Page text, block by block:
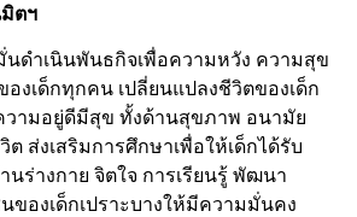
ตฯ
ดำเนินพันธกิจเพื่อความหวัง ความสุข
งเด็กทุกคน เปลี่ยนแปลงชีวิตของเด็ก
วามอยู่ดีมีสุข ทั้งด้านสุขภาพ อนามัย
ส่งเสริมการศึกษาเพื่อให้เด็กได้รับ
ร่างกาย จิตใจ การเรียนรู้ พัฒนา
องเด็กเปราะบางให้มีความมั่นคง